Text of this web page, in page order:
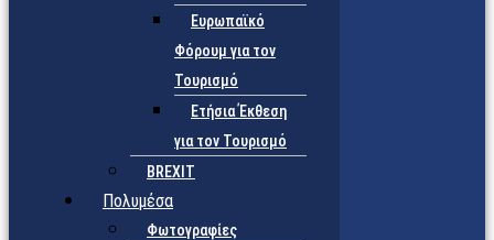
Ευρωπαϊκό
Φόρουμ για τον
Τουρισμό
Ετήσια Έκθεση
για τον Τουρισμό
BREXIT
Πολυμέσα
Φωτογραφίες